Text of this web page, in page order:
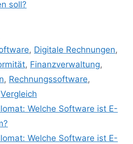
soll?
, Digitale Rechnungen,
, Finanzverwaltung,
, Rechnungssoftware,
Vergleich
Welche Software ist E-
Welche Software ist E-